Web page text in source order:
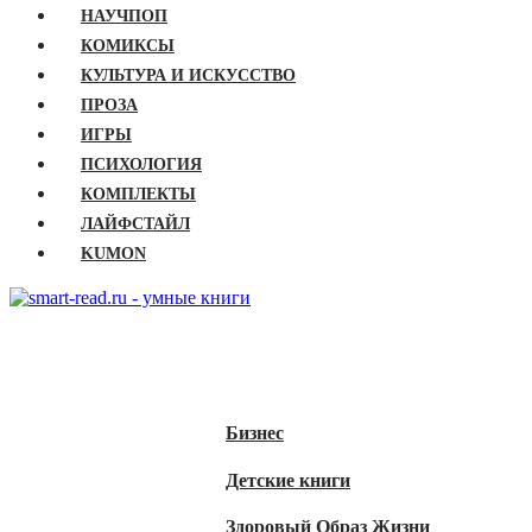
НАУЧПОП
КОМИКСЫ
КУЛЬТУРА И ИСКУССТВО
ПРОЗА
ИГРЫ
ПСИХОЛОГИЯ
КОМПЛЕКТЫ
ЛАЙФСТАЙЛ
KUMON
Бизнес
Детские книги
Здоровый Образ Жизни